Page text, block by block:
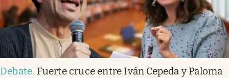
Debate. Fuerte cruce entre Iván Cepeda y Paloma